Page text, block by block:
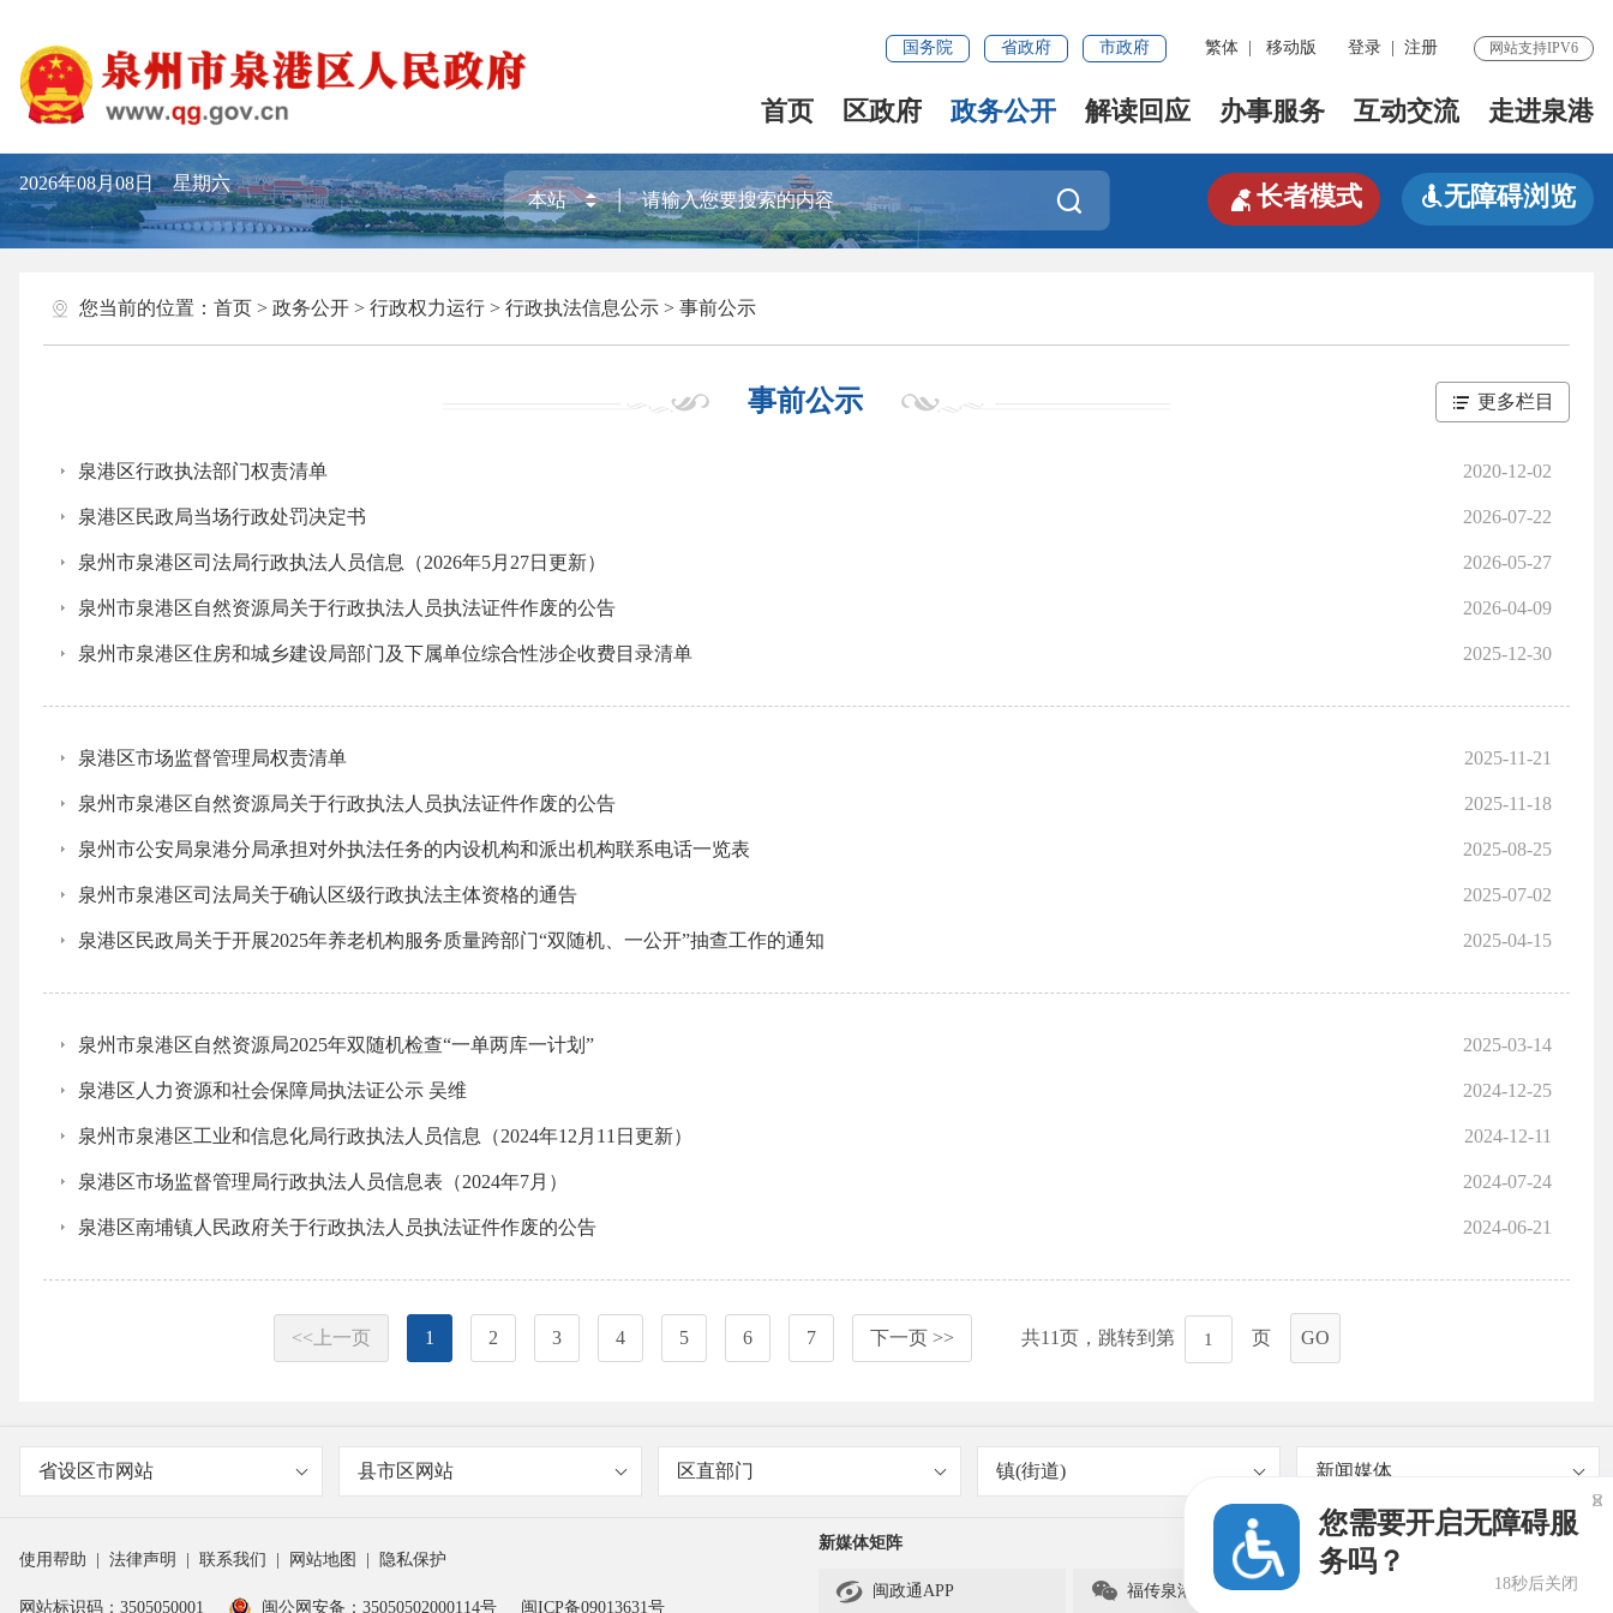
国务院 省政府 市政府 繁体 移动版 登录 注册 网站支持IPV6
首页 区政府 政务公开 解读回应 办事服务 互动交流 走进泉港
2026年08月08日 星期六
 长者模式 无障碍浏览
您当前的位置： 首页 > 政务公开 > 行政权力运行 > 行政执法信息公示 > 事前公示
事前公示 更多栏目
2020-12-02
泉港区行政执法部门权责清单
2026-07-22
泉港区民政局当场行政处罚决定书
2026-05-27
泉州市泉港区司法局行政执法人员信息（2026年5月27日更新）
2026-04-09
泉州市泉港区自然资源局关于行政执法人员执法证件作废的公告
2025-12-30
泉州市泉港区住房和城乡建设局部门及下属单位综合性涉企收费目录清单
2025-11-21
泉港区市场监督管理局权责清单
2025-11-18
泉州市泉港区自然资源局关于行政执法人员执法证件作废的公告
2025-08-25
泉州市公安局泉港分局承担对外执法任务的内设机构和派出机构联系电话一览表
2025-07-02
泉州市泉港区司法局关于确认区级行政执法主体资格的通告
2025-04-15
泉港区民政局关于开展2025年养老机构服务质量跨部门“双随机、一公开”抽查工作的通知
2025-03-14
泉州市泉港区自然资源局2025年双随机检查“一单两库一计划”
2024-12-25
泉港区人力资源和社会保障局执法证公示 吴维
2024-12-11
泉州市泉港区工业和信息化局行政执法人员信息（2024年12月11日更新）
2024-07-24
泉港区市场监督管理局行政执法人员信息表（2024年7月）
2024-06-21
泉港区南埔镇人民政府关于行政执法人员执法证件作废的公告
<<上一页 1 2 3 4 5 6 7 下一页 >> 共11页，跳转到第 页 GO
省设区市网站 县市区网站 区直部门 镇(街道) 新闻媒体
使用帮助 法律声明 联系我们 网站地图 隐私保护
网站标识码：3505050001 闽公网安备：35050502000114号 闽ICP备09013631号
新媒体矩阵
 闽政通APP  福传泉港
您需要开启无障碍服
务吗？
18秒后关闭
